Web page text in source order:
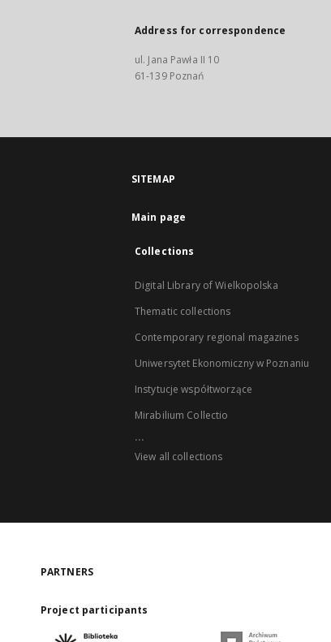
Address for correspondence
ul. Jana Pawła II 10
61-139 Poznań
SITEMAP
Main page
Collections
Digital Library of Wielkopolska
Thematic collections
Contemporary regional magazines
Uniwersytet Ekonomiczny w Poznaniu
Instytucje współtworzące
Mirabilium Collectio
...
View all collections
PARTNERS
Project participants